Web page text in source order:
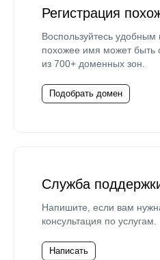
Регистрация
Воспользуйтесь
похожее имя может быть
из 700+ доменных зон.
Подобрать домен
Служба
Напишите, если вам
консультация по услугам.
Написать